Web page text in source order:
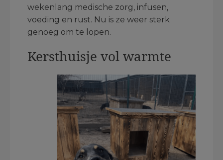
wekenlang medische zorg, infusen,
voeding en rust. Nu is ze weer sterk
genoeg om te lopen.
Kersthuisje vol warmte